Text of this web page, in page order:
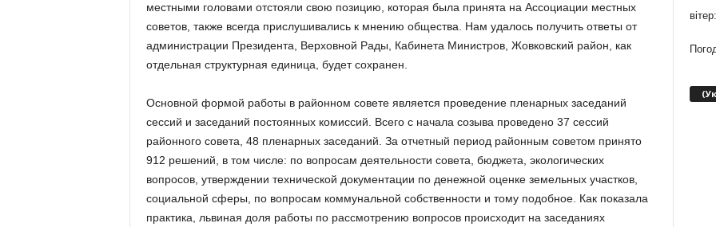
местными головами отстояли свою позицию, которая была принята на Ассоциации местных
советов, также всегда прислушивались к мнению общества. Нам удалось получить ответы от
администрации Президента, Верховной Рады, Кабинета Министров, Жовковский район, как
отдельная структурная единица, будет сохранен.
Основной формой работы в районном совете является проведение пленарных заседаний
сессий и заседаний постоянных комиссий. Всего с начала созыва проведено 37 сессий
районного совета, 48 пленарных заседаний. За отчетный период районным советом принято
912 решений, в том числе: по вопросам деятельности совета, бюджета, экологических
вопросов, утверждении технической документации по денежной оценке земельных участков,
социальной сферы, по вопросам коммунальной собственности и тому подобное. Как показала
практика, львиная доля работы по рассмотрению вопросов происходит на заседаниях
вітер: